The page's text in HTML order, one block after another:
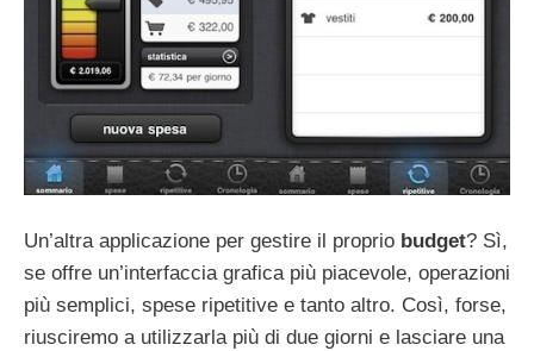
Un’altra applicazione per gestire il proprio budget? Sì,
se offre un’interfaccia grafica più piacevole, operazioni
più semplici, spese ripetitive e tanto altro. Così, forse,
riusciremo a utilizzarla più di due giorni e lasciare una